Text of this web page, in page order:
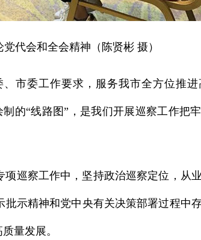
代会和全会精神（陈贤彬 摄）
市委工作要求，服务我市全方位推
的“线路图”，是我们开展巡察工作把
巡察工作中，坚持政治巡察定位，从
示精神和党中央有关决策部署过程中
量发展。